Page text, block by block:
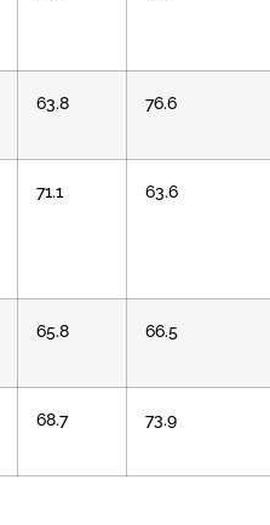
63.8 76.6
71.1 63.6
65.8 66.5
68.7 73.9